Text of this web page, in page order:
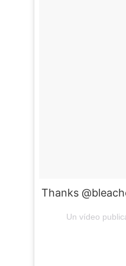
Thanks
Un vídeo